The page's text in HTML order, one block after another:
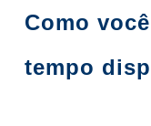
Como
tempo